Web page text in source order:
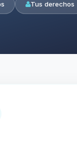
Tus derechos